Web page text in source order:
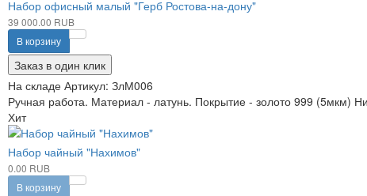
Набор офисный малый "Герб Ростова-на-дону"
39 000.00 RUB
В корзину
Заказ в один клик
На складе Артикул: ЗлМ006
Ручная работа. Материал - латунь. Покрытие - золото 999 (5мкм)
Хит
Набор чайный "Нахимов"
0.00 RUB
В корзину